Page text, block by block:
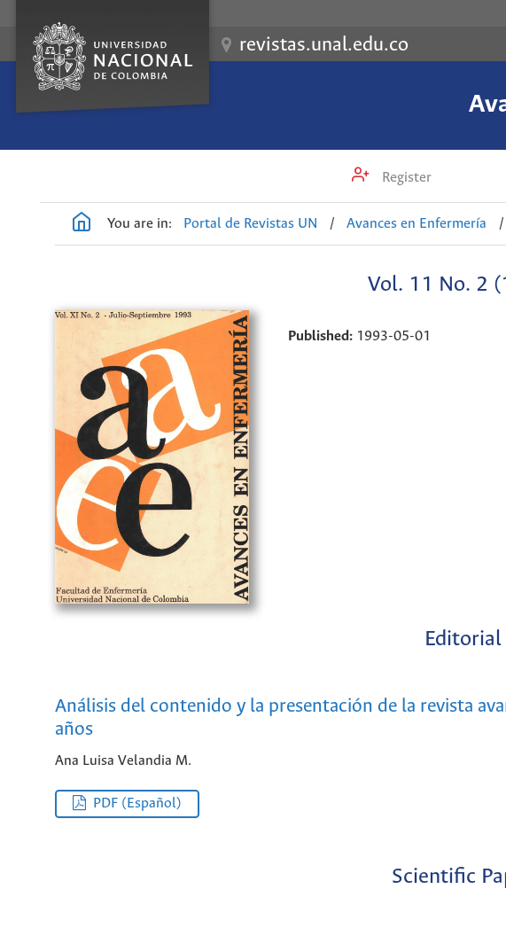
revistas.unal.edu.co
Register
You are in: Portal de Revistas UN / Avances en Enfermería /
Vol. 11 No. 2
Published: 1993-05-01
Editorial
Análisis del contenido y la presentación de la revista
años
Ana Luisa Velandia M.
PDF (Español)
Scientific